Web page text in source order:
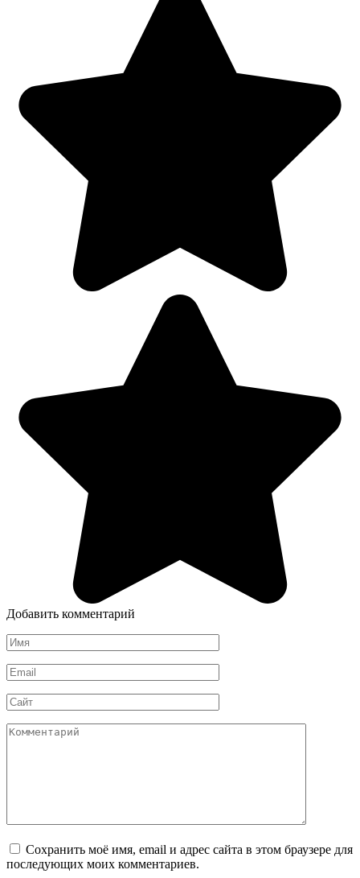
Добавить комментарий
Имя
*
Email
*
Сайт
Комментарий
Сохранить моё имя, email и адрес сайта в этом браузере для
последующих моих комментариев.